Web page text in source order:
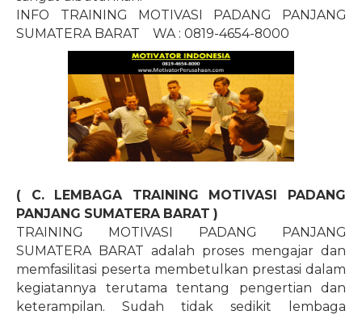
INFO TRAINING MOTIVASI PADANG PANJANG
SUMATERA BARAT
WA : 0819-4654-8000
( C. LEMBAGA TRAINING MOTIVASI PADANG
PANJANG SUMATERA BARAT )
TRAINING MOTIVASI PADANG PANJANG
SUMATERA BARAT adalah proses mengajar dan
memfasilitasi peserta membetulkan prestasi dalam
kegiatannya terutama tentang pengertian dan
keterampilan. Sudah tidak sedikit lembaga